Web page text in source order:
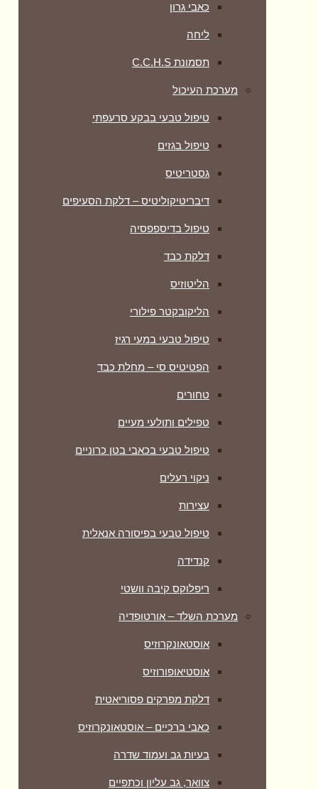
כאבי גרון
ליחה
תסמונת C.C.H.S
מערכת העיכול
טיפול טבעי בבקע סרעפתי
טיפול בגזים
גסטריטיס
דיבריטיקוליטיס – דלקת הסעיפים
טיפול בדיספפסיה
דלקת כבד
הליטוזיס
הליקובקטר פילורי
טיפול טבעי במעי רגיז
הפטיטיס סי – מחלת כבד
טחורים
טפילים ותולעי מעיים
טיפול טבעי בכאבי בטן כרוניים
ניקוי רעלים
עצירות
טיפול טבעי בפיסורה אנאלית
קנדידה
ריפלוקס קיבה וושטי
מערכת השלד – אורטופדיה
אוסטאונקרוזיס
אוסטיאופורוזיס
דלקת מפרקים פסוריאטית
כאבי ברכיים – אוסטאונקרוזיס
בעיות גב ועמוד שדרה
צוואר, גב עליון וכתפיים